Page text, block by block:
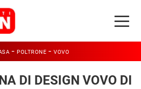
- POLTRONE - VOVO
DI DESIGN VOVO DI